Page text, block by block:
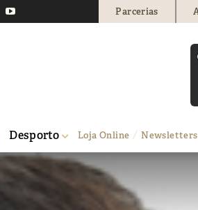
Parcerias
Desporto Loja Online Newsletters